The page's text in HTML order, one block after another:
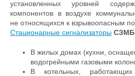
установленных уровней
компонентов в воздухе
не относящихся к взрывоопасным
Стационарные сигнализаторы
В жилых домах (кухни,
водогрейными газовыми
В котельных,